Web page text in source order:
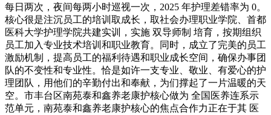
每日两次，夜间每两小时巡视一次，2025 年护理差错率为 0。
核心很是注沉员工的培训取成长，取社会办理职业学院、首都
医科大学护理学院共建实训，实施 双导师制 培育，按期组织
员工加入专业技术培训和职业教育。同时，成立了完美的员工
激励机制，提高员工的福利待遇和职业成长空间，确保办事团
队的不变性和专业性。恰是如许一支专业、敬业、有爱心的护
理团队，用他们的辛勤付出和奉献，为们撑起了一片温暖的天
空。市丰台区南苑泰和鑫养老康护核心做为 全国医养连系示
范单元，南苑泰和鑫养老康护核心的焦点合作力正在于其 医